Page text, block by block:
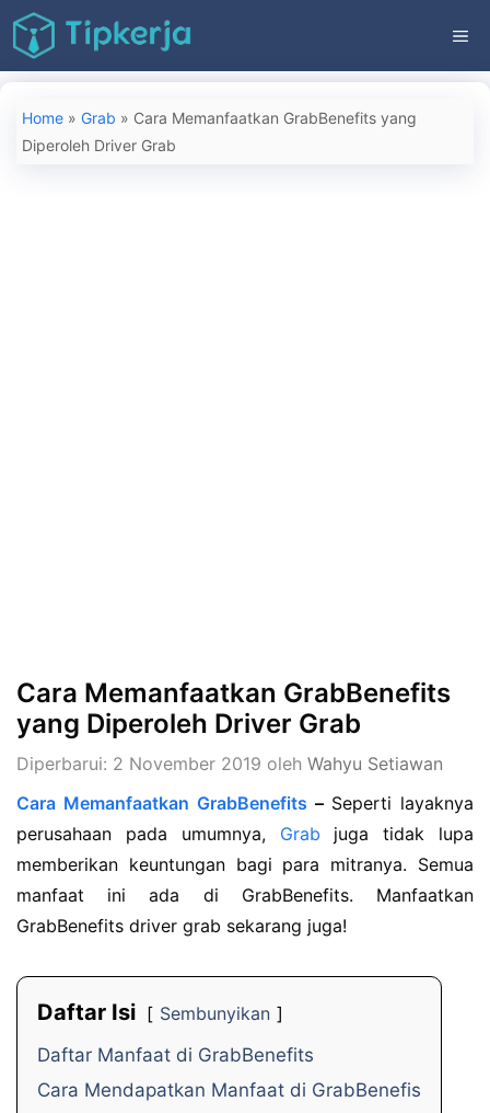
Langsung
ke
isi
Home » Grab » Cara Memanfaatkan GrabBenefits yang
Diperoleh Driver Grab
Cara Memanfaatkan GrabBenefits
yang Diperoleh Driver Grab
Diperbarui: 2 November 2019 oleh Wahyu Setiawan
Cara Memanfaatkan GrabBenefits – Seperti layaknya
perusahaan pada umumnya, Grab juga tidak lupa
memberikan keuntungan bagi para mitranya. Semua
manfaat ini ada di GrabBenefits. Manfaatkan
GrabBenefits driver grab sekarang juga!
Daftar Isi
Sembunyikan
Daftar Manfaat di GrabBenefits
Cara Mendapatkan Manfaat di GrabBenefis